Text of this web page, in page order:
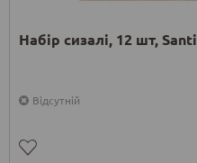
Набір сизалі, 12 шт, Santi
Відсутній